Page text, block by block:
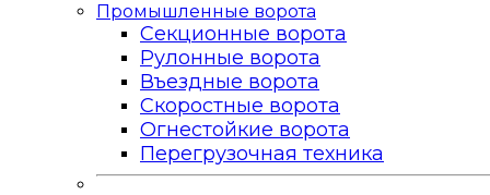
Промышленные ворота
Секционные ворота
Рулонные ворота
Въездные ворота
Скоростные ворота
Огнестойкие ворота
Перегрузочная техника